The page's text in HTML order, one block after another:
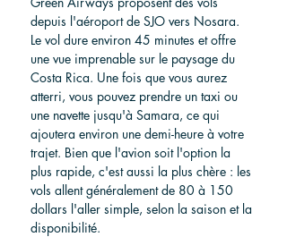
depuis l'aéroport de SJO vers Nosara.
Le vol dure environ 45 minutes et offre
une vue imprenable sur le paysage du
Costa Rica. Une fois que vous aurez
atterri, vous pouvez prendre un taxi ou
une navette jusqu'à Samara, ce qui
ajoutera environ une demi-heure à votre
trajet. Bien que l'avion soit l'option la
plus rapide, c'est aussi la plus chère : les
vols allent généralement de 80 à 150
dollars l'aller simple, selon la saison et la
disponibilité.